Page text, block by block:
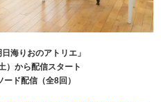
海りおのアトリエ」
）から配信スタート
ド配信（全8回）